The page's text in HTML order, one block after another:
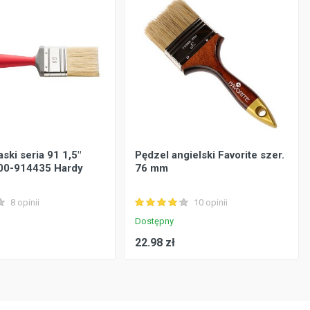
seria 91 1,5"
914435 Hardy
8 opinii
Pędzel angielski Favorite szer.
76 mm
10 opinii
Dostępny
22.98 zł